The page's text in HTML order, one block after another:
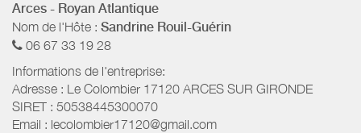
Arces - Royan Atlantique
Nom de l'Hôte : Sandrine Rouil-Guérin
06 67 33 19 28
Informations de l'entreprise:
Adresse : Le Colombier 17120 ARCES SUR GIRONDE
SIRET : 50538445300070
Email : lecolombier17120@gmail.com